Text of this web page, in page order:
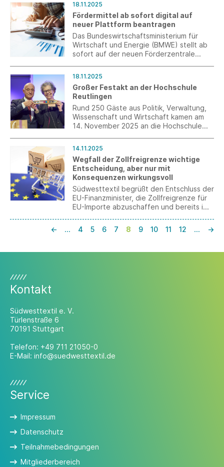
überprüfen und nach billigem Ermessen
über eine Anpassung zu entscheiden. Ein
Hilfsmittel für diese Entscheidung ist die
Entwicklung des jeweiligen
Verbraucherpreisindexes.
18.11.2025
Fördermittel ab sofort digital auf
neuer Plattform beantragen
Das Bundeswirtschaftsministerium für
Wirtschaft und Energie (BMWE) stellt ab
sofort auf der neuen Förderzentrale
Zentralen Innovationsprogramms
Mittelstand (ZIM) zur Verfügung.
18.11.2025
Großer Festakt an der Hochschule
Reutlingen
Rund 250 Gäste aus Politik, Verwaltung,
Wissenschaft und Wirtschaft kamen am
14. November 2025 an die Hochschule
feierlich zu verabschieden und Prof. Dr.
Sabine Löbbe als neue Präsidentin
willkommen zu heißen.
14.11.2025
Wegfall der Zollfreigrenze wichtige
Entscheidung, aber nur mit
Konsequenzen wirkungsvoll
Südwesttextil begrüßt den Entschluss der
EU-Finanzminister, die Zollfreigrenze für
EU-Importe abzuschaffen und bereits im
implementieren. Ein Vorgehen gegen die
EU-Standards unterlaufende Importe
← … 4 5 6 7 8 9 10 11 12 … →
Kontakt
Südwesttextil e. V.
Türlenstraße 6
70191 Stuttgart
Telefon: +49 711 21050-0
E-Mail: info@suedwesttextil.de
Service
Impressum
Datenschutz
Teilnahmebedingungen
Mitgliederbereich